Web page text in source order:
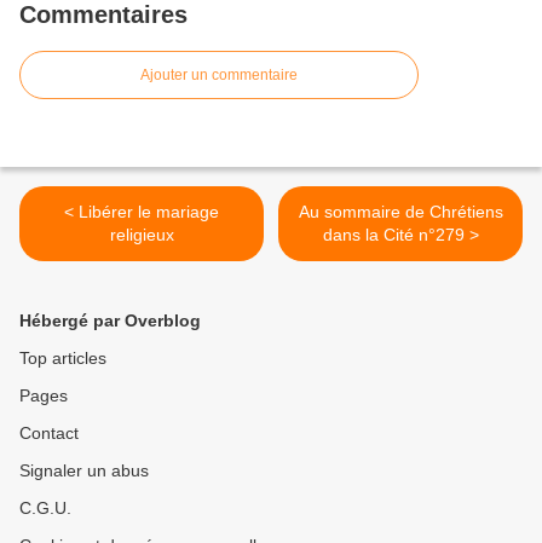
Commentaires
Ajouter un commentaire
< Libérer le mariage
religieux
Au sommaire de Chrétiens
dans la Cité n°279 >
Hébergé par Overblog
Top articles
Pages
Contact
Signaler un abus
C.G.U.